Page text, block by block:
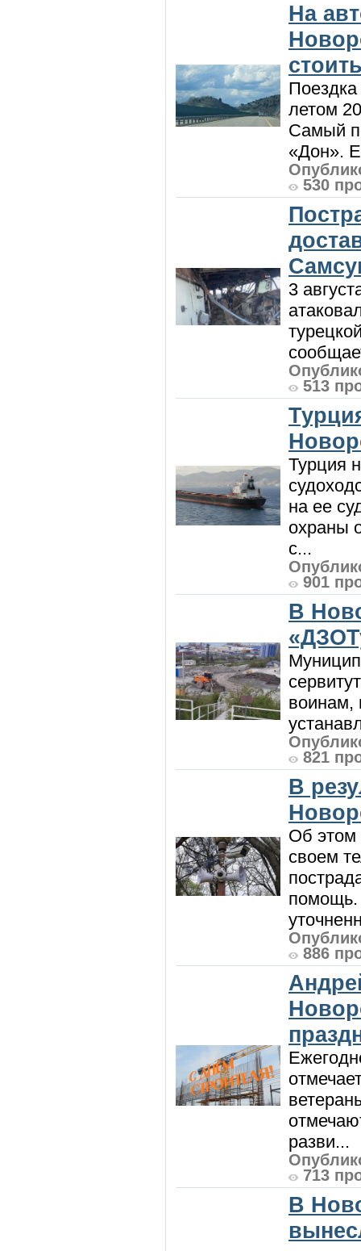
На
летом
Самый
«Дон».
530
3
513
Турция
на ее
охраны
с...
901
В
воинам,
821
В
Об этом
своем
помощь.
886
разви...
713
В